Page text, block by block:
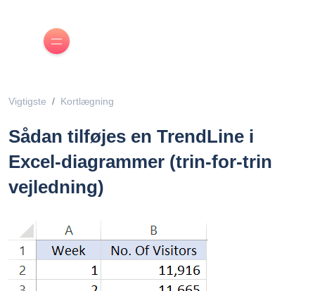
Vigtigste Kortlægning
Sådan tilføjes en TrendLine i
Excel-diagrammer (trin-for-trin
vejledning)